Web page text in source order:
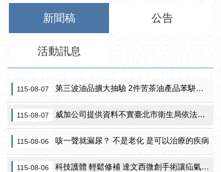
新聞稿 公告
活動訊息
115-08-07 第三波油品擴大抽驗 2件苦茶油產品苯駢芘超標 前已要求預防性下架
115-08-07 威加公司提供資料不實臺北市衛生局依法重罰300萬元 續查苦茶油及原料下游
115-08-06 咳一聲就漏尿？ 不是老化 是可以治療的疾病
115-08-06 科技護體 輕鬆修補 達文西微創手術讓疝氣治療更精準